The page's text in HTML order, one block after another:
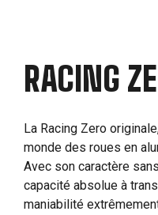
RACING
La Racing Zero
monde des roues en
Avec son caractère
capacité absolue à
maniabilité